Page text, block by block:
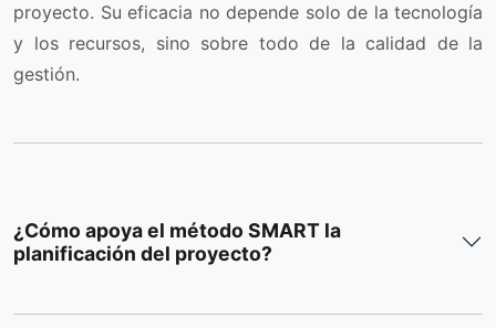
proyecto. Su eficacia no depende solo de la tecnología
y los recursos, sino sobre todo de la calidad de la
gestión.
¿Cómo apoya el método SMART la
planificación del proyecto?